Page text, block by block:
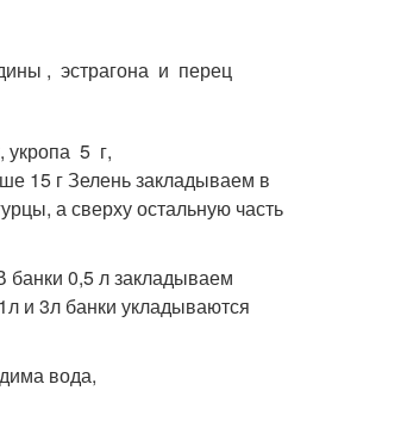
, эстрагона и перец
укропа 5 г,
15 г Зелень закладываем в
а сверху остальную часть
банки 0,5 л закладываем
и 3л банки укладываются
вода,